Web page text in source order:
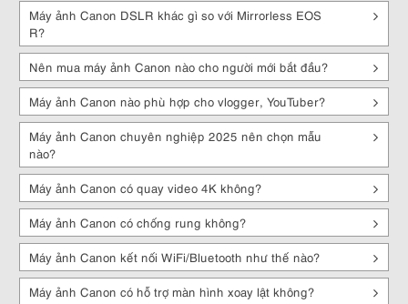
✅ Ưu điểm nổi bật
Chất lượng ảnh đẹp: màu sắc tự nhiên, đặc biệt là tông da.
Đa dạng dòng máy: từ DSLR, mirrorless đến compact, phục vụ mọi
nhu cầu.
Nhiều phân khúc giá: từmáy ảnh Canon giá rẻcho người mới đến
dòng full-frame cao cấp.
Khả năng quay video mạnh mẽ: hỗ trợ Full HD,máy ảnh Canon quay
video 4K, 6K, 8K.
Ống kính phong phú: Canon EF, EF-S, EF-M, RF, RF-S.
Tính năng hiện đại: Dual Pixel CMOS AF, chống rung,
WiFi/Bluetooth.
Hỗ trợ bảo hành & dịch vụ chính hãng.
Máy ảnh Canon DSLR khác gì so với Mirrorless EOS
R?
Nên mua máy ảnh Canon nào cho người mới bắt đầu?
Máy ảnh Canon nào phù hợp cho vlogger, YouTuber?
Máy ảnh Canon chuyên nghiệp 2025 nên chọn mẫu
nào?
Máy ảnh Canon có quay video 4K không?
Máy ảnh Canon có chống rung không?
Máy ảnh Canon kết nối WiFi/Bluetooth như thế nào?
Máy ảnh Canon có hỗ trợ màn hình xoay lật không?